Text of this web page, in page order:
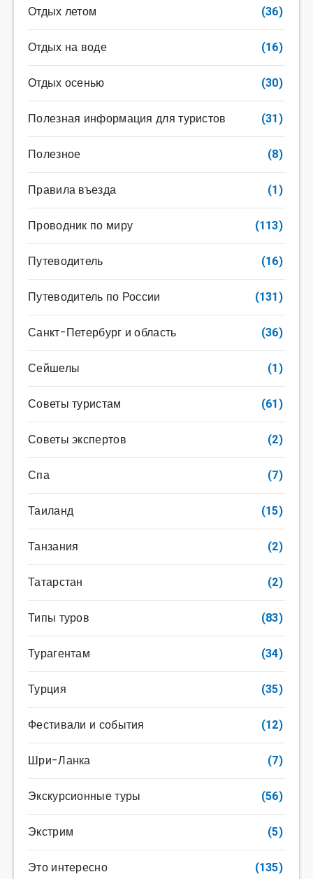
Отдых летом (36)
Отдых на воде (16)
Отдых осенью (30)
Полезная информация для туристов (31)
Полезное (8)
Правила въезда (1)
Проводник по миру (113)
Путеводитель (16)
Путеводитель по России (131)
Санкт-Петербург и область (36)
Сейшелы (1)
Советы туристам (61)
Советы экспертов (2)
Спа (7)
Таиланд (15)
Танзания (2)
Татарстан (2)
Типы туров (83)
Турагентам (34)
Турция (35)
Фестивали и события (12)
Шри-Ланка (7)
Экскурсионные туры (56)
Экстрим (5)
Это интересно (135)